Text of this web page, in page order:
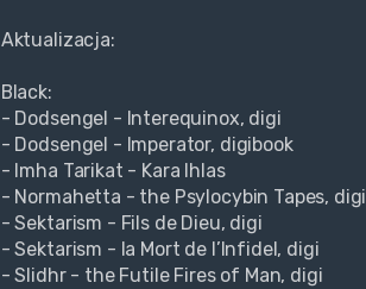
Aktualizacja:
Black:
- Dodsengel - Interequinox, digi
- Dodsengel - Imperator, digibook
- Imha Tarikat - Kara Ihlas
- Normahetta - the Psylocybin Tapes, digi
- Sektarism - Fils de Dieu, digi
- Sektarism - la Mort de l’Infidel, digi
- Slidhr - the Futile Fires of Man, digi